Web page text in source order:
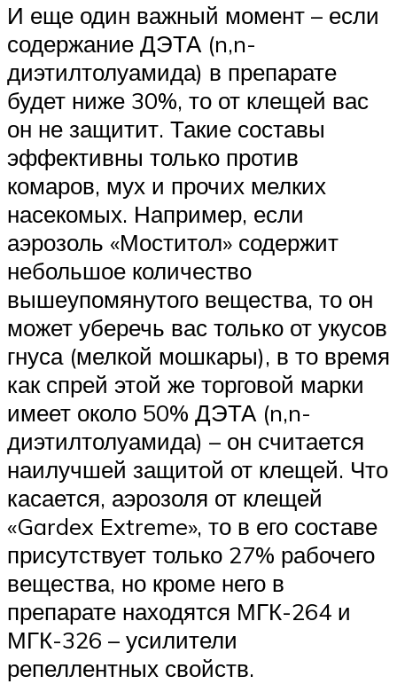
И еще один важный момент – если
содержание ДЭТА (n,n-
диэтилтолуамида) в препарате
будет ниже 30%, то от клещей вас
он не защитит. Такие составы
эффективны только против
комаров, мух и прочих мелких
насекомых. Например, если
аэрозоль «Моститол» содержит
небольшое количество
вышеупомянутого вещества, то он
может уберечь вас только от укусов
гнуса (мелкой мошкары), в то время
как спрей этой же торговой марки
имеет около 50% ДЭТА (n,n-
диэтилтолуамида) – он считается
наилучшей защитой от клещей. Что
касается, аэрозоля от клещей
«Gardex Extreme», то в его составе
присутствует только 27% рабочего
вещества, но кроме него в
препарате находятся МГК-264 и
МГК-326 – усилители
репеллентных свойств.